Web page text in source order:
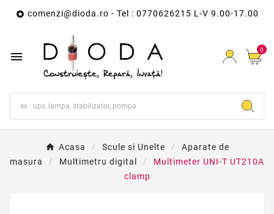
 comenzi@dioda.ro - Tel : 0770626215 L-V 9.00-17.00
 0
Acasa Scule si Unelte
Aparate de
masura
Multimetru digital
Multimeter UNI-T UT210A
clamp